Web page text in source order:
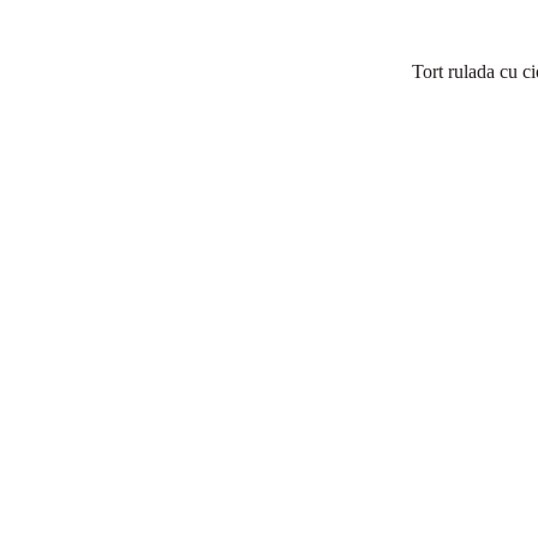
Tort rulada cu